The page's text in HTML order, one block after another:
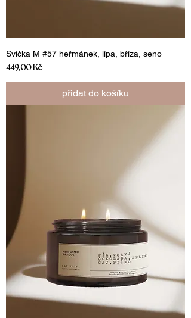
Svíčka M #57 heřmánek, lípa, bříza, seno
Cena
449,00 Kč
přidat do košíku